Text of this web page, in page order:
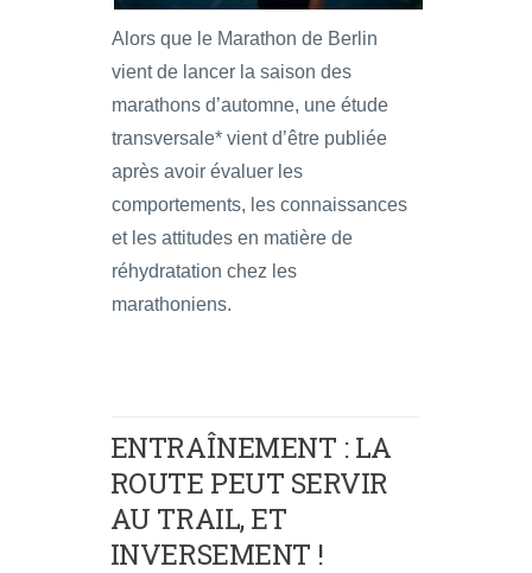
Alors que le Marathon de Berlin
vient de lancer la saison des
marathons d’automne, une étude
transversale* vient d’être publiée
après avoir évaluer les
comportements, les connaissances
et les attitudes en matière de
réhydratation chez les
marathoniens.
ENTRAÎNEMENT : LA
ROUTE PEUT SERVIR
AU TRAIL, ET
INVERSEMENT !